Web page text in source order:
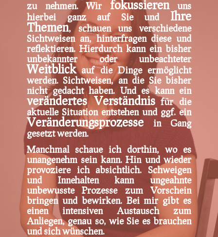
zu nehmen. Wir fokussierenuns
hierbei ganz auf Sie und Ihre
Themen, schauen uns verschiedene
Sichtweisen an, hinterfragen diese und
reflektieren. Hierdurch kann ein bisher
unbekannter oder unbeachteter
Weitblickauf die Dinge ermöglicht
werden. Sichtweisen, an die Sie bisher
nicht gedacht haben. Und es kann ein
verändertes Verständnisfür die
aktuelle Situation entstehen und ggf. ein
Veränderungsprozesse in Gang
gesetzt werden.
Manchmal schaue ich dorthin, wo es
unangenehm sein kann. Hin und wieder
provoziere ich absichtlich. Schweigen
und Innehalten kann ungeahnte
unbewusste Prozesse zum Vorschein
bringen und bewirken. Bei mir gibt es
einen intensiven Austausch zum
Anliegen, genau so, wie Sie es brauchen
und sich wünschen.